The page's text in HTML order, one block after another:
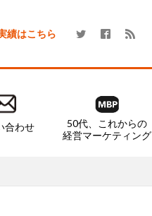
績はこちら
合わせ
50代、これからの
経営マーケティング